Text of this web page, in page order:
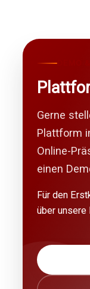
DEMO
Gerne
Plattform
Online-
einen
Für den
über